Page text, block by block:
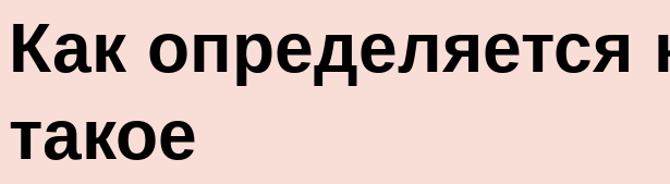
Как определяется
такое